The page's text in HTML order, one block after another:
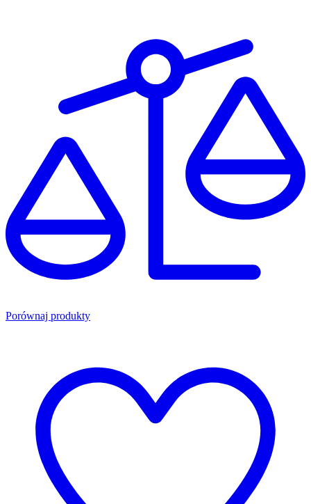
Porównaj produkty